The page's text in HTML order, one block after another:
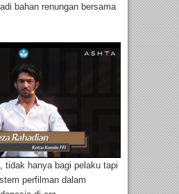
bahan renungan bersama
tidak hanya bagi pelaku tapi
perfilman dalam